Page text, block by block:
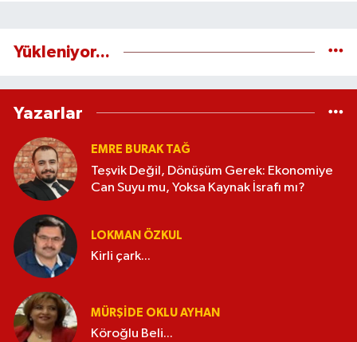
Yükleniyor...
Yazarlar
EMRE BURAK TAĞ
Teşvik Değil, Dönüşüm Gerek: Ekonomiye
Can Suyu mu, Yoksa Kaynak İsrafı mı?
LOKMAN ÖZKUL
Kirli çark...
MÜRŞIDE OKLU AYHAN
Köroğlu Beli...